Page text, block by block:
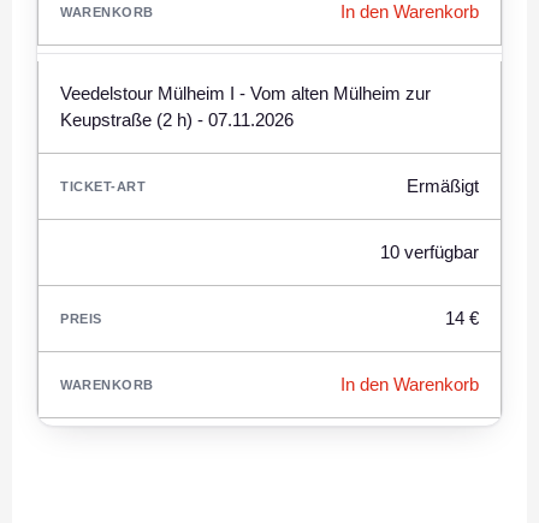
In den Warenkorb
Veedelstour Mülheim I - Vom alten Mülheim zur
Keupstraße (2 h) - 07.11.2026
Ermäßigt
10 verfügbar
14 €
In den Warenkorb